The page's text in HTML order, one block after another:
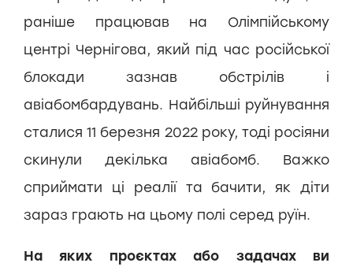
раніше працював на Олімпійському
центрі Чернігова, який під час російської
блокади зазнав обстрілів і
авіабомбардувань. Найбільші руйнування
сталися 11 березня 2022 року, тоді росіяни
скинули декілька авіабомб. Важко
сприймати ці реалії та бачити, як діти
зараз грають на цьому полі серед руїн.
На яких проєктах або задачах ви